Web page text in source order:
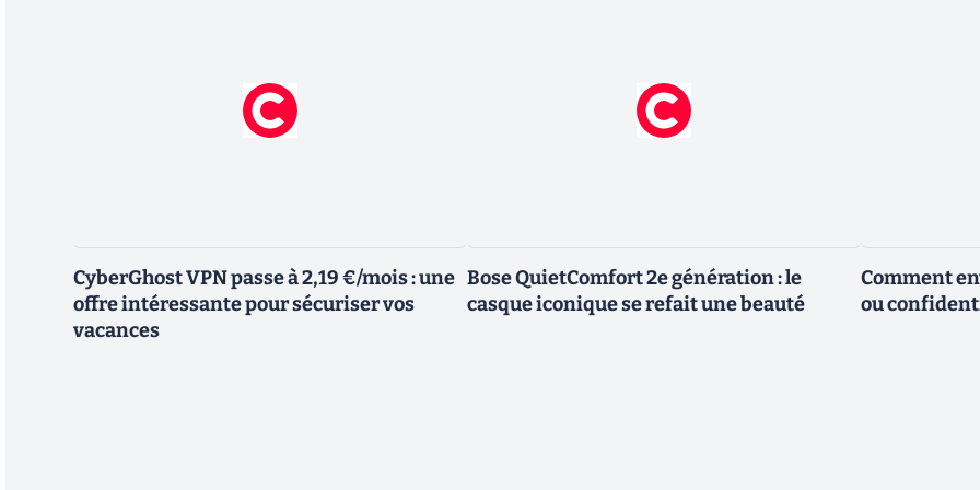
CyberGhost VPN passe à 2,19 €/mois : une
offre intéressante pour sécuriser vos
vacances
Bose QuietComfort 2e génération : le
casque iconique se refait une beauté
Comment
ou